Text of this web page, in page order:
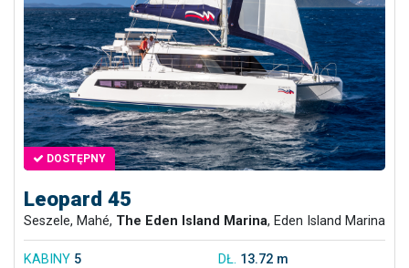
DOSTĘPNY
Leopard 45
Seszele, Mahé, The Eden Island Marina, Eden Island Marina
KABINY 5 DŁ. 13.72 m